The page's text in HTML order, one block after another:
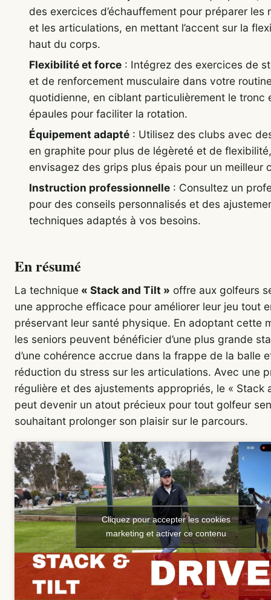
des exercices d’échauffement pour préparer les
et les articulations, en mettant l’accent sur la
haut du corps.
Flexibilité et force : Intégrez des exercices de
et de renforcement musculaire dans votre
quotidienne, en ciblant particulièrement le tronc
épaules pour faciliter la rotation.
Équipement adapté : Utilisez des clubs avec
en graphite pour plus de légèreté et de
envisagez des grips plus épais pour un meilleur
Instruction professionnelle : Consultez un
pour des conseils personnalisés et des
techniques adaptés à vos besoins.
En résumé
La technique « Stack and Tilt » offre aux golfeurs
une approche efficace pour améliorer leur jeu tout
préservant leur santé physique. En adoptant cette
les seniors peuvent bénéficier d’une plus grande
d’une cohérence accrue dans la frappe de la balle
réduction du stress sur les articulations. Avec une
régulière et des ajustements appropriés, le « Stack
peut devenir un atout précieux pour tout golfeur
souhaitant prolonger son plaisir sur le parcours.
Cliquez pour accepter les cookies
marketing et activer ce contenu